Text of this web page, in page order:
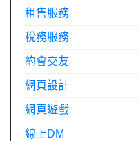
租售服務
稅務服務
約會交友
網頁設計
網頁遊戲
線上DM